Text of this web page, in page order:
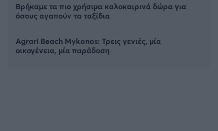
Βρήκαμε τα πιο χρήσιμα καλοκαιρινά δώρα για
όσους αγαπούν τα ταξίδια
Agrari Beach Mykonos: Τρεις γενιές, μία
οικογένεια, μία παράδοση